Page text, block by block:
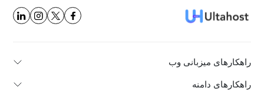
راهکارهای میزبانی وب
راهکارهای دامنه